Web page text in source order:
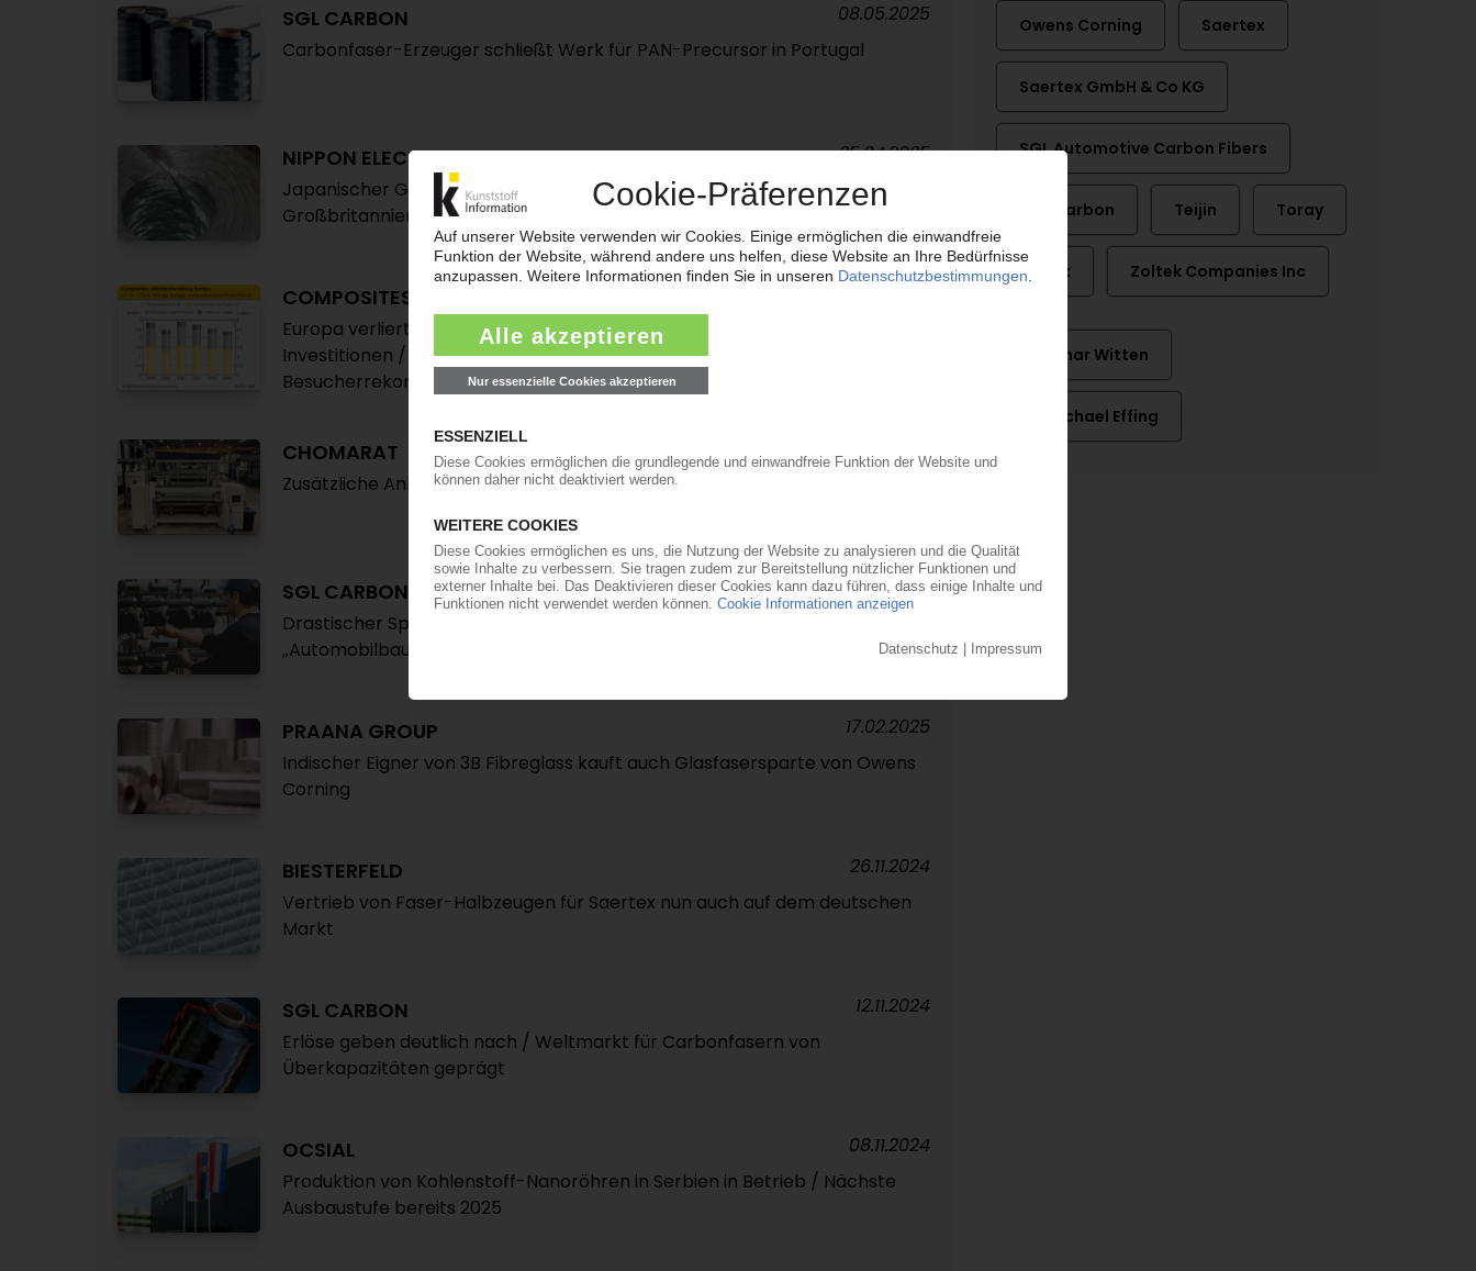
SGL CARBON
Carbonfaser-Erzeuger schließt Werk für PAN-Precursor in Portugal
08.05.2025
NIPPON ELECTRIC GLASS
Japanischer Glasfaserhersteller schließt wohl auch verbleibendes Werk in
Großbritannien
25.04.2025
COMPOSITES
Europa verliert im weltweiten Vergleich weiter an Boden / Vielfach kaum
Investitionen / Gute Stimmung in Paris: Messe „JEC“ meldet neuerlichen
Besucherrekord
CHOMARAT
Zusätzliche Anlage für unidirektionale Carbonfaser-Gelege in Betrieb
SGL CARBON
Drastischer Sparkurs und Stellenabbau im Carbonfaserbereich /
„Automobilbau-Erwartungen haben sich nicht erfüllt“
19.02.2025
PRAANA GROUP
Indischer Eigner von 3B Fibreglass kauft auch Glasfasersparte von Owens
Corning
17.02.2025
BIESTERFELD
Vertrieb von Faser-Halbzeugen für Saertex nun auch auf dem deutschen
Markt
26.11.2024
SGL CARBON
Erlöse geben deutlich nach / Weltmarkt für Carbonfasern von
Überkapazitäten geprägt
12.11.2024
OCSIAL
Produktion von Kohlenstoff-Nanoröhren in Serbien in Betrieb / Nächste
Ausbaustufe bereits 2025
08.11.2024
Owens Corning Saertex
Saertex GmbH & Co KG
SGL Automotive Carbon Fibers
SGL Carbon Teijin Toray
Zoltek Zoltek Companies Inc
Dr. Elmar Witten
Dr. Michael Effing